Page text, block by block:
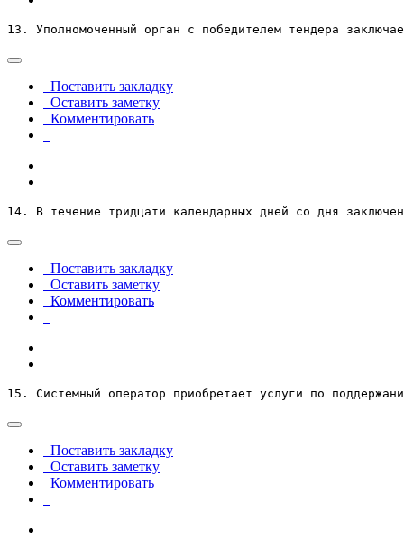
13. Уполномоченный орган с победителем тендера
Поставить закладку
Оставить заметку
Комментировать
14. В течение тридцати календарных дней со дня
Поставить закладку
Оставить заметку
Комментировать
15. Системный оператор приобретает услуги по
Поставить закладку
Оставить заметку
Комментировать